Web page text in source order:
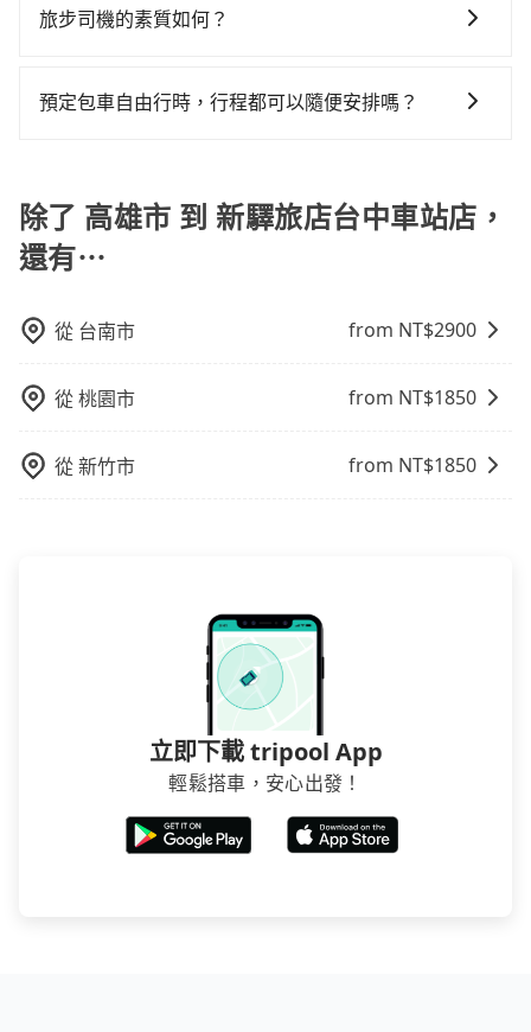
況，打開車門才發現仍有上一組乘客遺留的垃圾或者撞
用戶卻遲遲尚未歸還，又或者要還車時卻偏偏找不到停
上下車地點仍有段距離，在遇到下雨天或者載行李時，
就顯得非常不便。
線和里程來計算費用。這種服務通常適用於單程或從一
中型巴士或大型遊覽車。非法改裝的車輛，不僅與車輛
賠償就事大了。千萬別為了省小錢而把朋友親人的安全
是禁止大客車通行的，建議在預定時最好先與車行或平
台確認。
OTA (online travel agent) 來完成，除了可以快速依據
會員或者使用特定的信用卡，還可以累積點數做現金回
完後預定就完成，事先不用電話確認空房，事後也不用
告知付款完畢，一切都能在網路上操作。但有些較冷門
或規模較小的飯店，有可能再多平台同時上架而發生超
在預定時要不選擇評分高、評論多的飯店，不然就是還
煩，有些時候直接打電話問的價格可能比民宿訂房網來
得便宜，但缺點就是多數要匯款並再人工確認。假如不
或者國際Airbnb都值得推薦。
旅步司機的素質如何？
同時，旅步也會詳細記錄每位司機每次服務的狀況以及
預定包車自由行時，行程都可以隨便安排嗎？
您的需求安排的。
除了 高雄市 到 新驛旅店台中車站店，
還有⋯
從 台南市 from NT$2900
從桃園市 from NT$1850
從新竹市 from NT$1850
立即下載 tripool App
輕鬆搭車，安心出發！